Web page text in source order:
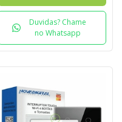
Duvidas? Chame
no Whatsapp